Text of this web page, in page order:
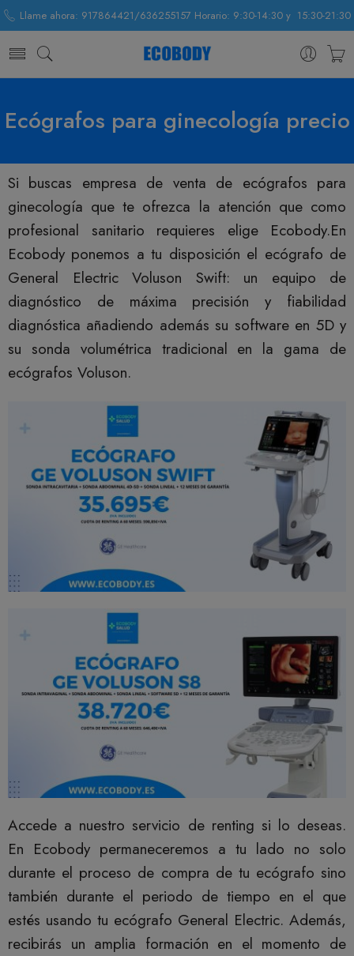
Llame ahora: 917864421/636255157 Horario: 9:30-14:30 y 15:30-21:30
Ecógrafos para ginecología precio
Si buscas empresa de venta de ecógrafos para
ginecología que te ofrezca la atención que como
profesional sanitario requieres elige Ecobody.En
Ecobody ponemos a tu disposición el ecógrafo de
General Electric Voluson Swift: un equipo de
diagnóstico de máxima precisión y fiabilidad
diagnóstica añadiendo además su software en 5D y
su sonda volumétrica tradicional en la gama de
ecógrafos Voluson.
Accede a nuestro servicio de renting si lo deseas.
En Ecobody permaneceremos a tu lado no solo
durante el proceso de compra de tu ecógrafo sino
también durante el periodo de tiempo en el que
estés usando tu ecógrafo General Electric. Además,
recibirás un amplia formación en el momento de